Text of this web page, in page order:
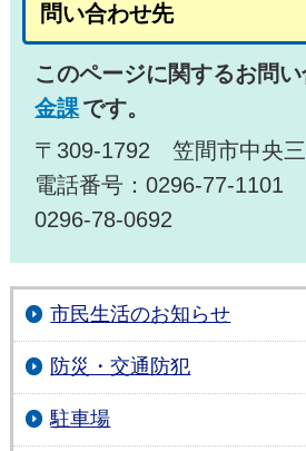
問い合わせ先
このページに関するお問
金課です。
〒309-1792 笠間市中央
電話番号：0296-77-1101
0296-78-0692
市民生活のお知らせ
防災・交通防犯
駐車場